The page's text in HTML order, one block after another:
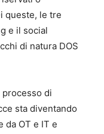
queste, le tre
e il social
di natura DOS
processo di
sta diventando
da OT e IT e